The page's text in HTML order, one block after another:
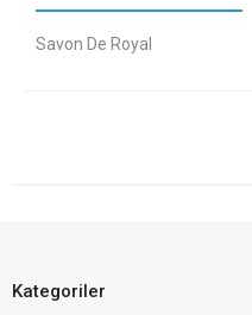
Savon De Royal
Kategoriler